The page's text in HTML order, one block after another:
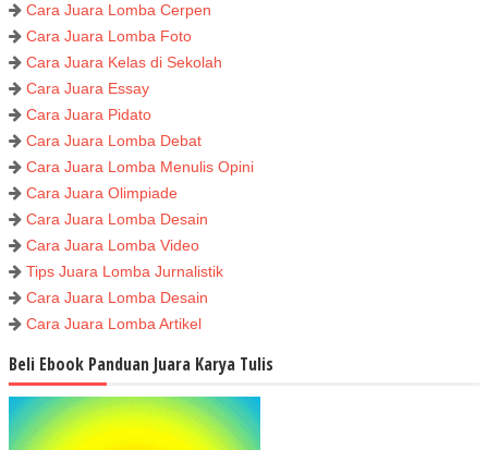
Cara Juara Lomba Cerpen
Cara Juara Lomba Foto
Cara Juara Kelas di Sekolah
Cara Juara Essay
Cara Juara Pidato
Cara Juara Lomba Debat
Cara Juara Lomba Menulis Opini
Cara Juara Olimpiade
Cara Juara Lomba Desain
Cara Juara Lomba Video
Tips Juara Lomba Jurnalistik
Cara Juara Lomba Desain
Cara Juara Lomba Artikel
Beli Ebook Panduan Juara Karya Tulis